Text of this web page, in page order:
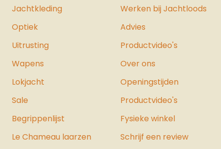
Jachtkleding
Optiek
Uitrusting
Wapens
Lokjacht
Sale
Begrippenlijst
Le Chameau laarzen
Werken bij Jachtloods
Advies
Productvideo's
Over ons
Openingstijden
Productvideo's
Fysieke winkel
Schrijf een review